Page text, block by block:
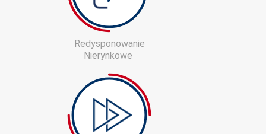
Redysponowanie
Nierynkowe